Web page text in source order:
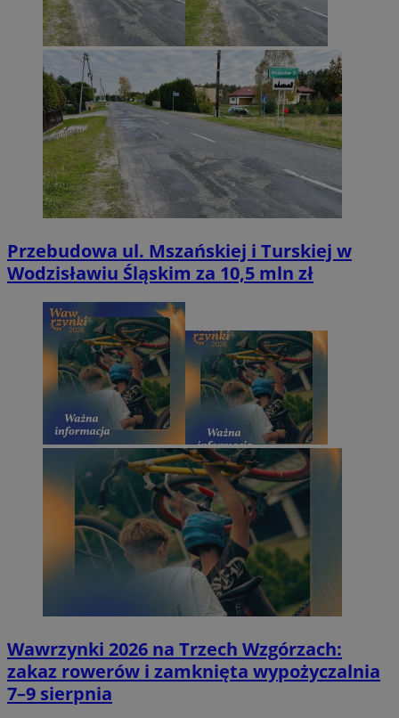
Przebudowa ul. Mszańskiej i Turskiej w
Wodzisławiu Śląskim za 10,5 mln zł
Wawrzynki 2026 na Trzech Wzgórzach:
zakaz rowerów i zamknięta wypożyczalnia
7–9 sierpnia